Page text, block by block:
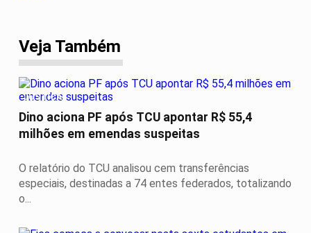
Veja Também
JUSTIÇA
Dino aciona PF após TCU apontar R$ 55,4
milhões em emendas suspeitas
O relatório do TCU analisou cem transferências
especiais, destinadas a 74 entes federados, totalizando
o...